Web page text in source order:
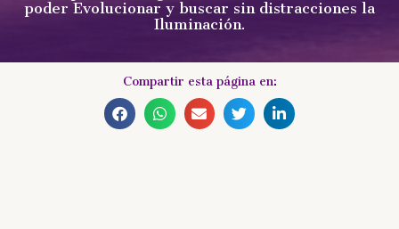
poder Evolucionar y buscar sin distracciones la
Iluminación.
Compartir esta página en: